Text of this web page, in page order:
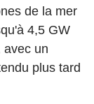
de la mer
4,5 GW
avec un
plus tard